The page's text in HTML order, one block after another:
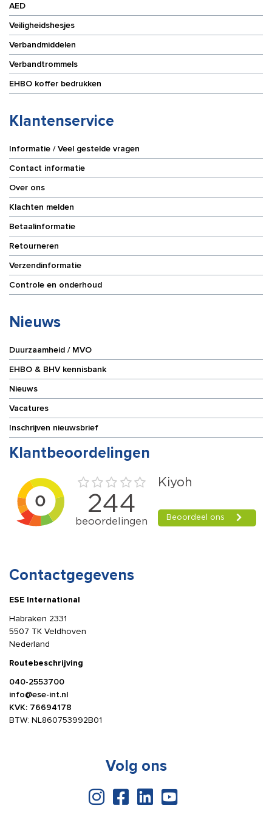
AED
Veiligheidshesjes
Verbandmiddelen
Verbandtrommels
EHBO koffer bedrukken
Klantenservice
Informatie / Veel gestelde vragen
Contact informatie
Over ons
Klachten melden
Betaalinformatie
Retourneren
Verzendinformatie
Controle en onderhoud
Nieuws
Duurzaamheid / MVO
EHBO & BHV kennisbank
Nieuws
Vacatures
Inschrijven nieuwsbrief
Klantbeoordelingen
Contactgegevens
ESE International
Habraken 2331
5507 TK Veldhoven
Nederland
Routebeschrijving
040-2553700
info@ese-int.nl
KVK: 76694178
BTW: NL860753992B01
Volg ons